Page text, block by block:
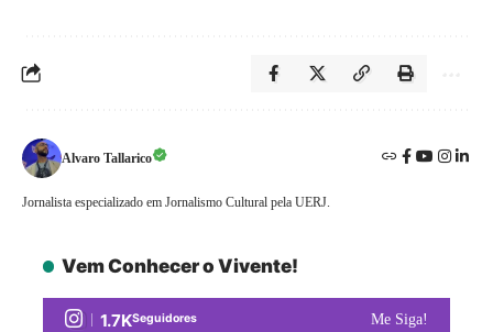
Alvaro Tallarico
Jornalista especializado em Jornalismo Cultural pela UERJ.
Vem Conhecer o Vivente!
1.7KSeguidores Me Siga!